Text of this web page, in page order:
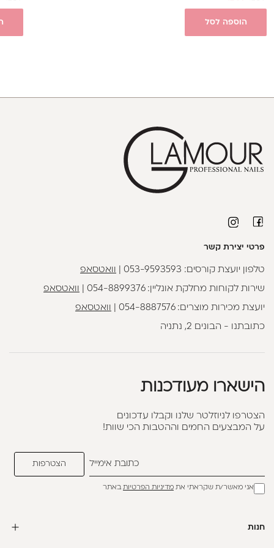
הוספה לסל
פרטי יצירת קשר
טלפון יועצת קורסים: 053-9593593 וואטסאפ
שירות לקוחות מחלקת אונליין:054-8899376 וואטסאפ
יועצת מכירות מוצרים:054-8887576 וואטסאפ
כתובתנו - הבונים 2, נתניה
הישארו מעודכנות
הצטרפו לניוזלטר שלנו וקבלו עדכונים
על המבצעים החמים וההטבות הכי שוות!
אני מאשר/ת שקראתי את מדיניות הפרטיותבאתר
חנות